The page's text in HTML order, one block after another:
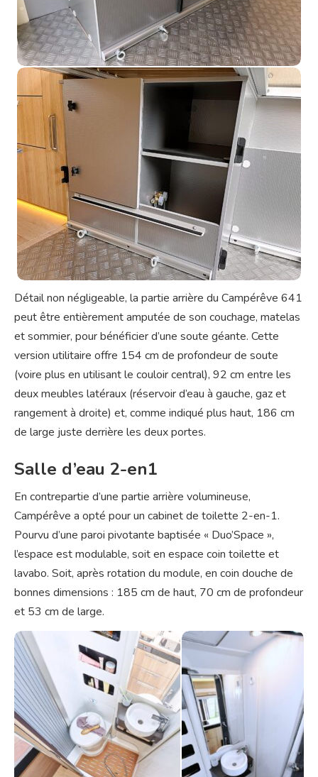
Détail non négligeable, la partie arrière du Campérêve 641
peut être entièrement amputée de son couchage, matelas
et sommier, pour bénéficier d’une soute géante. Cette
version utilitaire offre 154 cm de profondeur de soute
(voire plus en utilisant le couloir central), 92 cm entre les
deux meubles latéraux (réservoir d’eau à gauche, gaz et
rangement à droite) et, comme indiqué plus haut, 186 cm
de large juste derrière les deux portes.
Salle d’eau 2-en1
En contrepartie d’une partie arrière volumineuse,
Campérêve a opté pour un cabinet de toilette 2-en-1.
Pourvu d’une paroi pivotante baptisée « Duo’Space »,
l’espace est modulable, soit en espace coin toilette et
lavabo. Soit, après rotation du module, en coin douche de
bonnes dimensions : 185 cm de haut, 70 cm de profondeur
et 53 cm de large.